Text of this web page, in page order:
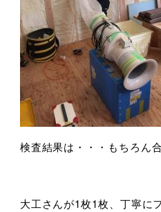
検査結果は・・・もちろん
大工さんが1枚1枚、丁寧に